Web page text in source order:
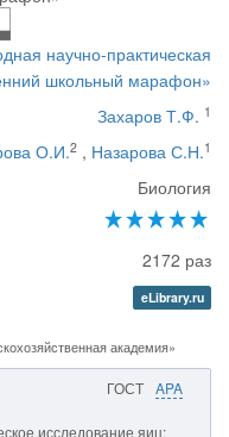
научно-практическая
школьный марафон»
Захаров Т.Ф. 1
О.И.2 , Назарова С.Н.1
Биология
2172 раз
eLibrary.ru
академия»
ГОСТ APA
исследование яиц: